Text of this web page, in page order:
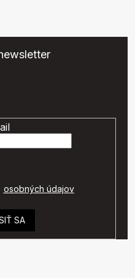
osobných údajov.
SA